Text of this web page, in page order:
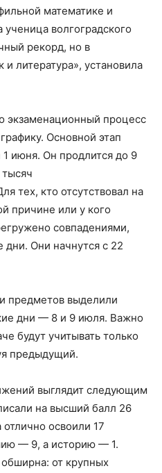
математике и
волгоградского
рекорд, но в
литература», установила
экзаменационный процесс
Основной этап
июня. Он продлится до 9
тех, кто отсутствовал на
причине или у кого
совпадениями,
дни. Они начнутся с 22
предметов выделили
дни — 8 и 9 июля. Важно
будут учитывать только
предыдущий.
выглядит следующим
на высший балл 26
отлично освоили 17
— 9, а историю — 1.
от крупных